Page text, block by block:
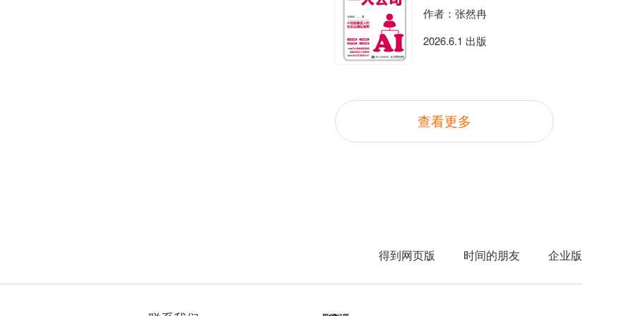
作者：张然冉
2026.6.1 出版
查看更多
得到网页版 时间的朋友 企业版